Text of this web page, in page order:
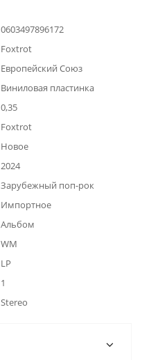
0603497896172
Foxtrot
Европейский Союз
Виниловая пластинка
0,35
Foxtrot
Новое
2024
Зарубежный поп-рок
Импортное
Альбом
WM
LP
1
Stereo